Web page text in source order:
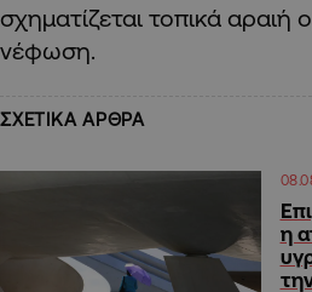
σχηματίζεται τοπικά αραιή
νέφωση.
ΣΧΕΤΙΚΑ ΑΡΘΡΑ
η